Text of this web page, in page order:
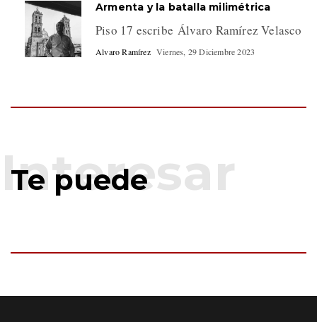
Armenta y la batalla milimétrica
Piso 17 escribe Álvaro Ramírez Velasco
Alvaro Ramírez Viernes, 29 Diciembre 2023
Te puede